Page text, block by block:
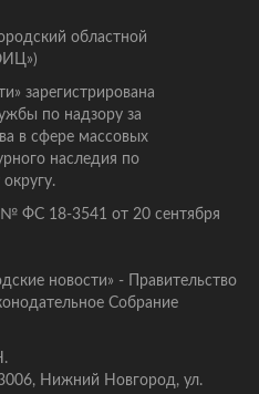
областной
зарегистрирована
по надзору за
в сфере массовых
наследия по
ФС 18-3541 от 20 сентября
новости» - Правительство
Собрание
Нижний Новгород, ул.